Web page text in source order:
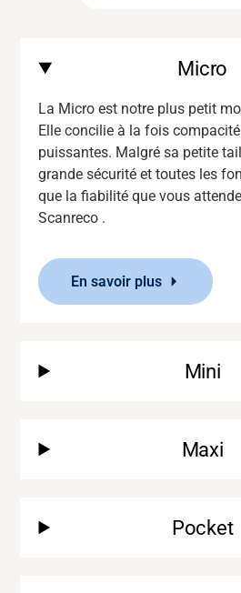
Micro
La Micro est notre plus petit
Elle concilie à la fois
puissantes. Malgré sa petite
grande sécurité et toutes les
que la fiabilité que vous
Scanreco .
En savoir plus
Mini
Maxi
Pocket